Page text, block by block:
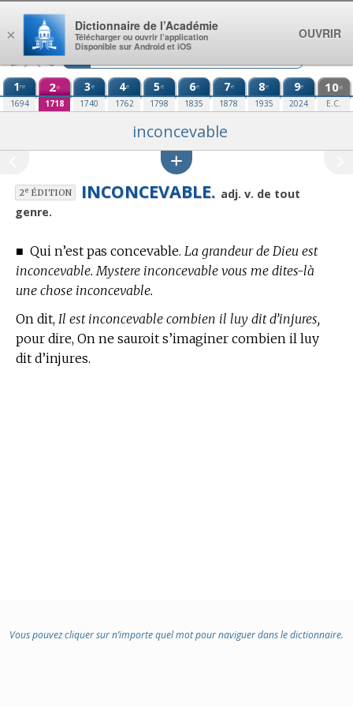
Aller au contenu
1re
1694
2e
1718
3e
1740
4e
1762
5e
1798
6e
1835
7e
1878
8e
1935
9e
2024
10e
E.C.
inconcevable
2eÉDITION INCONCEVABLE. adj. v. de tout
genre.
■ Qui n’est pas concevable. La grandeur de Dieu est
inconcevable. Mystere inconcevable vous me dites-là
une chose inconcevable.
On dit, Il est inconcevable combien il luy dit d’injures,
pour dire, On ne sauroit s’imaginer combien il luy
dit d’injures.
Vous pouvez cliquer sur n’importe quel mot pour naviguer dans le dictionnaire.
×
Dictionnaire de l’Académie
Télécharger ou ouvrir l’application
Disponible sur Android et iOS
OUVRIR